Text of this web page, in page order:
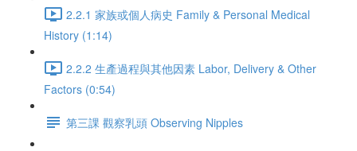
2.2.1 家族或個人病史 Family & Personal Medical
History (1:14)
2.2.2 生產過程與其他因素 Labor, Delivery & Other
Factors (0:54)
第三課 觀察乳頭 Observing Nipples